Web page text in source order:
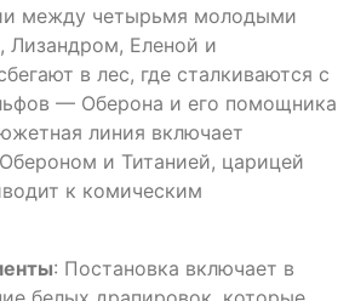
между четырьмя молодыми
Лизандром, Еленой и
в лес, где сталкиваются с
— Оберона и его помощника
линия включает
и Титанией, царицей
к комическим
: Постановка включает в